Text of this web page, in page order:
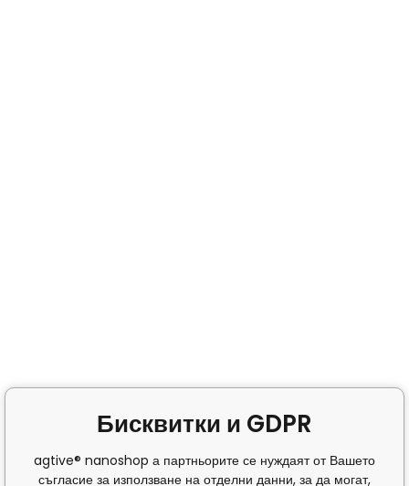
Бисквитки и GDPR
agtive® nanoshop а партньорите се нуждаят от Вашето
съгласие за използване на отделни данни, за да могат,